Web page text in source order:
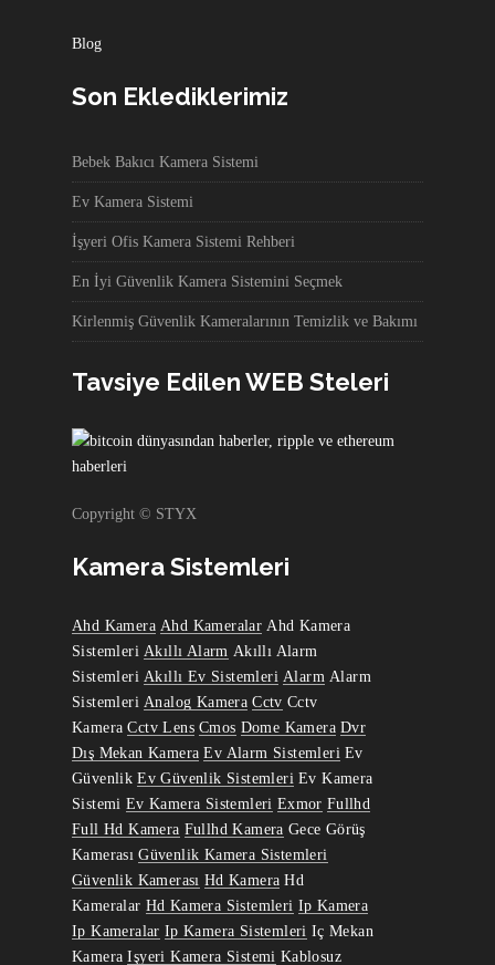
Blog
Son Eklediklerimiz
Bebek Bakıcı Kamera Sistemi
Ev Kamera Sistemi
İşyeri Ofis Kamera Sistemi Rehberi
En İyi Güvenlik Kamera Sistemini Seçmek
Kirlenmiş Güvenlik Kameralarının Temizlik ve Bakımı
Tavsiye Edilen WEB Steleri
Copyright © STYX
Kamera Sistemleri
Ahd Kamera Ahd Kameralar Ahd Kamera
Sistemleri Akıllı Alarm Akıllı Alarm
Sistemleri Akıllı Ev Sistemleri Alarm Alarm
Sistemleri Analog Kamera Cctv Cctv
Kamera Cctv Lens Cmos Dome Kamera Dvr
Dış Mekan Kamera Ev Alarm Sistemleri Ev
Güvenlik Ev Güvenlik Sistemleri Ev Kamera
Sistemi Ev Kamera Sistemleri Exmor Fullhd
Full Hd Kamera Fullhd Kamera Gece Görüş
Kamerası Güvenlik Kamera Sistemleri
Güvenlik Kamerası Hd Kamera Hd
Kameralar Hd Kamera Sistemleri Ip Kamera
Ip Kameralar Ip Kamera Sistemleri Iç Mekan
Kamera Işyeri Kamera Sistemi Kablosuz